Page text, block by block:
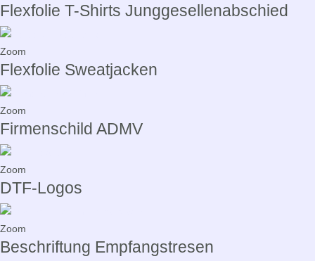
Flexfolie T-Shirts Junggesellenabschied
Zoom
Flexfolie Sweatjacken
Zoom
Firmenschild ADMV
Zoom
DTF-Logos
Zoom
Beschriftung Empfangstresen